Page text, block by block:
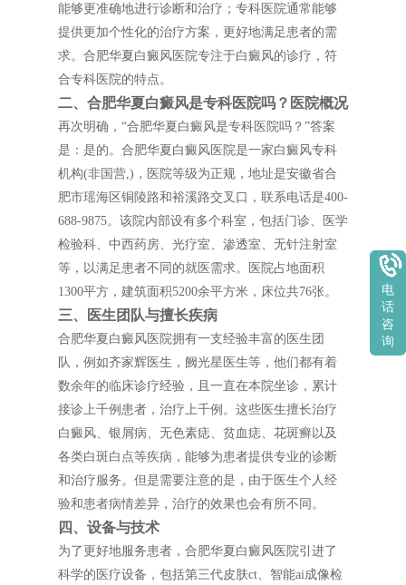
能够更准确地进行诊断和治疗；专科医院通常能够
提供更加个性化的治疗方案，更好地满足患者的需
求。合肥华夏白癜风医院专注于白癜风的诊疗，符
合专科医院的特点。
二、合肥华夏白癜风是专科医院吗？医院概况
再次明确，“合肥华夏白癜风是专科医院吗？”答案
是：是的。合肥华夏白癜风医院是一家白癜风专科
机构(非国营,)，医院等级为正规，地址是安徽省合
肥市瑶海区铜陵路和裕溪路交叉口，联系电话是400-
688-9875。该院内部设有多个科室，包括门诊、医学
检验科、中西药房、光疗室、渗透室、无针注射室
等，以满足患者不同的就医需求。医院占地面积
1300平方，建筑面积5200余平方米，床位共76张。
三、医生团队与擅长疾病
合肥华夏白癜风医院拥有一支经验丰富的医生团
队，例如齐家辉医生，阙光星医生等，他们都有着
数余年的临床诊疗经验，且一直在本院坐诊，累计
接诊上千例患者，治疗上千例。这些医生擅长治疗
白癜风、银屑病、无色素痣、贫血痣、花斑癣以及
各类白斑白点等疾病，能够为患者提供专业的诊断
和治疗服务。但是需要注意的是，由于医生个人经
验和患者病情差异，治疗的效果也会有所不同。
四、设备与技术
为了更好地服务患者，合肥华夏白癜风医院引进了
科学的医疗设备，包括第三代皮肤ct、智能ai成像检
电
话
咨
询